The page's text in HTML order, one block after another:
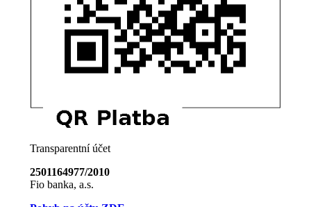
Transparentní účet
2501164977/2010
Fio banka, a.s.